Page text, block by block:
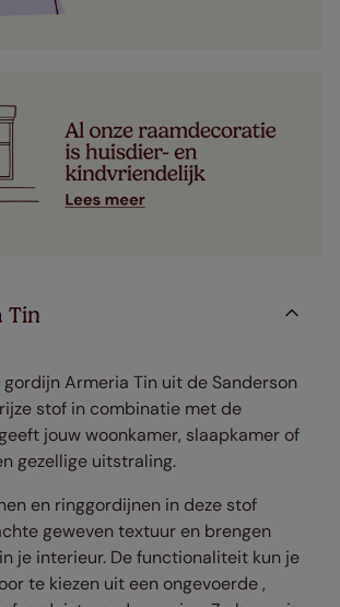
Tin
Armeria Tin uit de Sanderson
stof in combinatie met de
jouw woonkamer, slaapkamer of
gezellige uitstraling.
en ringgordijnen in deze stof
geweven textuur en brengen
je interieur. De functionaliteit kun je
te kiezen uit een ongevoerde ,